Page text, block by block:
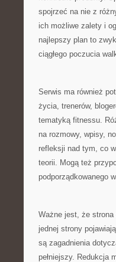
spojrzeć na nie z
ich możliwe zalety i
najlepszy plan to
ciągłego poczucia
Serwis ma również
życia, trenerów,
tematyką fitnessu.
na rozmowy, wpisy,
refleksji nad tym, co
teorii. Mogą też
podporządkowanego
Ważne jest, że
jednej strony
są zagadnienia
pełniejszy. Redukcja